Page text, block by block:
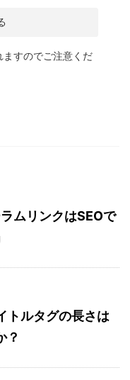
ますのでご注意くだ
ムリンクはSEOで
トルタグの長さは
？